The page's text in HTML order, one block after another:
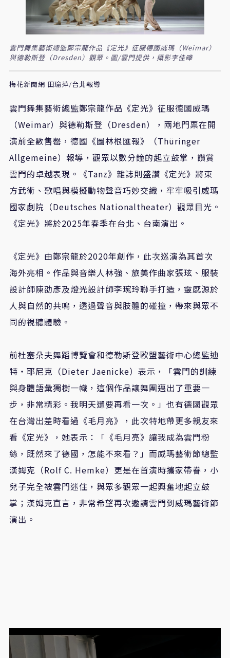
雲門舞集藝術總監鄭宗龍作品《定光》征服德國威瑪（Weimar）
與德勒斯登（Dresden）觀眾。圖/雲門提供，攝影李佳曄
梅花新聞網 田瑜萍/台北報導
雲門舞集藝術總監鄭宗龍作品《定光》征服德國威瑪
（Weimar）與德勒斯登（Dresden），兩地門票在開
演前全數售罄，德國《圖林根匯報》（Thüringer
Allgemeine）報導，觀眾以數分鐘的起立鼓掌，讚賞
雲門的卓越表現。《Tanz》雜誌則盛讚《定光》將東
方武術、歌唱與模擬動物聲音巧妙交織，牢牢吸引威瑪
國家劇院（Deutsches Nationaltheater）觀眾目光。
《定光》將於2025年春季在台北、台南演出。
《定光》由鄭宗龍於2020年創作，此次巡演為其首次
海外亮相。作品與音樂人林強、旅美作曲家張玹、服裝
設計師陳劭彥及燈光設計師李琬玲聯手打造，靈感源於
人與自然的共鳴，透過聲音與肢體的碰撞，帶來與眾不
同的視聽體驗。
前杜塞朵夫舞蹈博覽會和德勒斯登歐盟藝術中心總監迪
特・耶尼克（Dieter Jaenicke）表示，「雲門的訓練
與身體語彙獨樹一幟，這個作品讓舞團邁出了重要一
步，非常精彩。我明天還要再看一次。」也有德國觀眾
在台灣出差時看過《毛月亮》，此次特地帶更多親友來
看《定光》，她表示：「《毛月亮》讓我成為雲門粉
絲，既然來了德國，怎能不來看？」而威瑪藝術節總監
漢姆克（Rolf C. Hemke）更是在首演時攜家帶眷，小
兒子完全被雲門迷住，與眾多觀眾一起興奮地起立鼓
掌；漢姆克直言，非常希望再次邀請雲門到威瑪藝術節
演出。